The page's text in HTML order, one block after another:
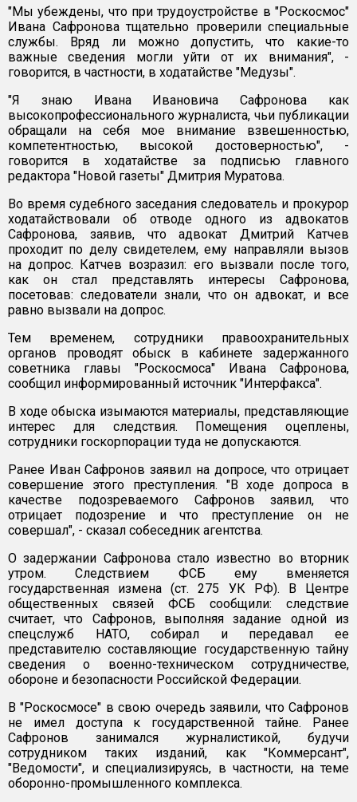
"Мы убеждены, что при трудоустройстве в "Роскосмос"
Ивана Сафронова тщательно проверили специальные
службы. Вряд ли можно допустить, что какие-то
важные сведения могли уйти от их внимания", -
говорится, в частности, в ходатайстве "Медузы".
"Я знаю Ивана Ивановича Сафронова как
высокопрофессионального журналиста, чьи публикации
обращали на себя мое внимание взвешенностью,
компетентностью, высокой достоверностью", -
говорится в ходатайстве за подписью главного
редактора "Новой газеты" Дмитрия Муратова.
Во время судебного заседания следователь и прокурор
ходатайствовали об отводе одного из адвокатов
Сафронова, заявив, что адвокат Дмитрий Катчев
проходит по делу свидетелем, ему направляли вызов
на допрос. Катчев возразил: его вызвали после того,
как он стал представлять интересы Сафронова,
посетовав: следователи знали, что он адвокат, и все
равно вызвали на допрос.
Тем временем, сотрудники правоохранительных
органов проводят обыск в кабинете задержанного
советника главы "Роскосмоса" Ивана Сафронова,
сообщил информированный источник "Интерфакса".
В ходе обыска изымаются материалы, представляющие
интерес для следствия. Помещения оцеплены,
сотрудники госкорпорации туда не допускаются.
Ранее Иван Сафронов заявил на допросе, что отрицает
совершение этого преступления. "В ходе допроса в
качестве подозреваемого Сафронов заявил, что
отрицает подозрение и что преступление он не
совершал", - сказал собеседник агентства.
О задержании Сафронова стало известно во вторник
утром. Следствием ФСБ ему вменяется
государственная измена (ст. 275 УК РФ). В Центре
общественных связей ФСБ сообщили: следствие
считает, что Сафронов, выполняя задание одной из
спецслужб НАТО, собирал и передавал ее
представителю составляющие государственную тайну
сведения о военно-техническом сотрудничестве,
обороне и безопасности Российской Федерации.
В "Роскосмосе" в свою очередь заявили, что Сафронов
не имел доступа к государственной тайне. Ранее
Сафронов занимался журналистикой, будучи
сотрудником таких изданий, как "Коммерсант",
"Ведомости", и специализируясь, в частности, на теме
оборонно-промышленного комплекса.